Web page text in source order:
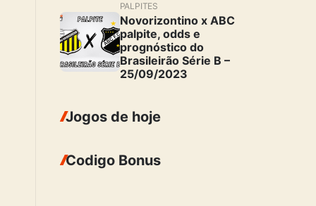
PALPITES
Novorizontino x ABC
palpite, odds e
prognóstico do
Brasileirão Série B –
25/09/2023
Jogos de hoje
Codigo Bonus